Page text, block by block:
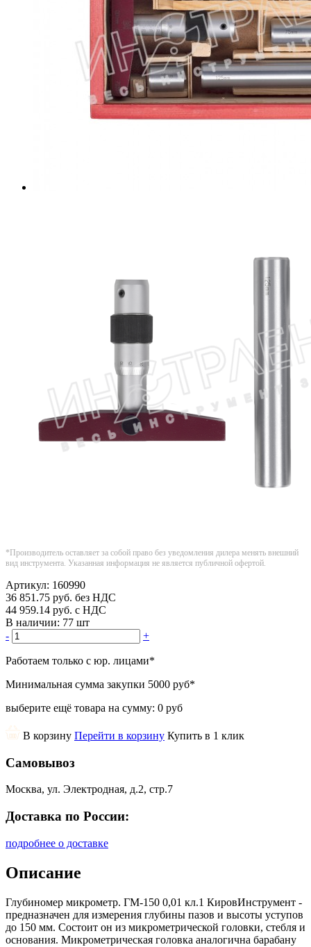
*Производитель оставляет за собой право без уведомления дилера менять внешний
вид инструмента. Указанная информация не является публичной офертой.
Артикул: 160990
36 851.75 руб. без НДС
44 959.14 руб. с НДС
В наличии: 77 шт
-
+
Работаем только с юр. лицами*
Минимальная сумма закупки 5000 руб*
выберите ещё товара на сумму: 0 руб
В корзину Перейти в корзину Купить в 1 клик
Самовывоз
Москва, ул. Электродная, д.2, стр.7
Доставка по России:
подробнее о доставке
Описание
Глубиномер микрометр. ГМ-150 0,01 кл.1 КировИнструмент -
предназначен для измерения глубины пазов и высоты уступов
до 150 мм. Состоит он из микрометрической головки, стебля и
основания. Микрометрическая головка аналогична барабану